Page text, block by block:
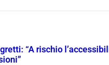
“A rischio